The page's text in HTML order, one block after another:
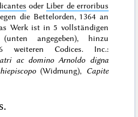
oder Liber de erroribus
die Bettelorden, 1364 an
Werk ist in 5 vollständigen
angegeben), hinzu
weiteren Codices. Inc.:
ac domino Arnoldo digna
(Widmung), Capite